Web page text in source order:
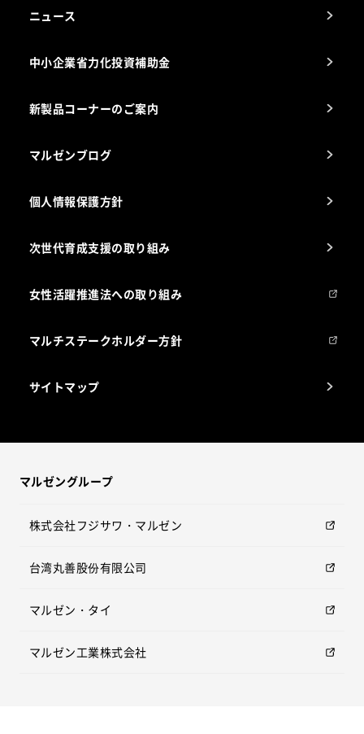
アフターサービスお問合せ先
海外出店をご検討のお客様へ
ニュース
中小企業省力化投資補助金
新製品コーナーのご案内
マルゼンブログ
個人情報保護方針
次世代育成支援の取り組み
女性活躍推進法への取り組み
マルチステークホルダー方針
サイトマップ
マルゼングループ
株式会社フジサワ・マルゼン
台湾丸善股份有限公司
マルゼン・タイ
マルゼン工業株式会社